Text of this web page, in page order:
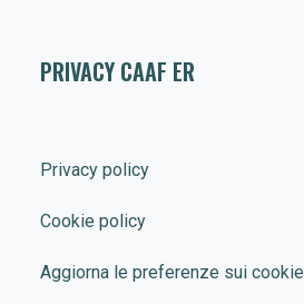
PRIVACY CAAF ER
Privacy policy
Cookie policy
Aggiorna le preferenze sui cookie